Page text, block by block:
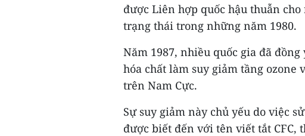
được Liên hợp quốc hậu thuẫn
trạng thái trong những năm 1980.
Năm 1987, nhiều quốc gia đã
hóa chất làm suy giảm tầng ozone
trên Nam Cực.
Sự suy giảm này chủ yếu do việc
được biết đến với tên viết tắt